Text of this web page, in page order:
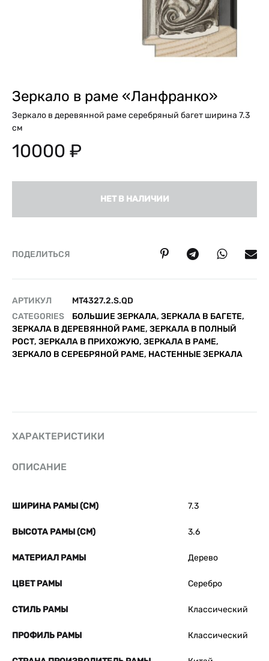
Зеркало в раме «Ланфранко»
Зеркало в деревянной раме серебряный багет ширина 7.3
см
10000 ₽
НЕТ В НАЛИЧИИ
ПОДЕЛИТЬСЯ
АРТИКУЛ
MT4327.2.S.QD
CATEGORIES
БОЛЬШИЕ ЗЕРКАЛА, ЗЕРКАЛА В БАГЕТЕ,
ЗЕРКАЛА В ДЕРЕВЯННОЙ РАМЕ, ЗЕРКАЛА В ПОЛНЫЙ
РОСТ, ЗЕРКАЛА В ПРИХОЖУЮ, ЗЕРКАЛА В РАМЕ,
ЗЕРКАЛО В СЕРЕБРЯНОЙ РАМЕ, НАСТЕННЫЕ ЗЕРКАЛА
ХАРАКТЕРИСТИКИ
ОПИСАНИЕ
ШИРИНА РАМЫ (СМ) 7.3
ВЫСОТА РАМЫ (СМ) 3.6
МАТЕРИАЛ РАМЫ Дерево
ЦВЕТ РАМЫ Серебро
СТИЛЬ РАМЫ Классический
ПРОФИЛЬ РАМЫ Классический